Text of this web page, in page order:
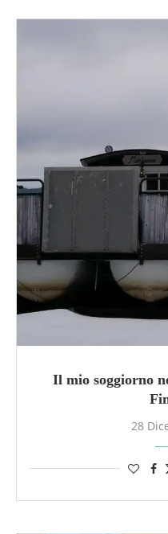
Il mio soggiorno
28